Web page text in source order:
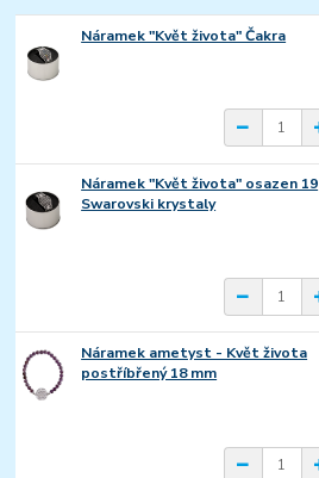
Náramek "Květ života" Čakra
Náramek "Květ života" osazen 19
Swarovski krystaly
Náramek ametyst - Květ života
postříbřený 18 mm